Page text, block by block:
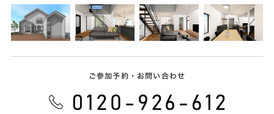
ご参加予約・お問い合わせ